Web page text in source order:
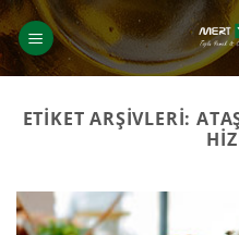
İçeriğe
atla
ETIKET ARŞIVLERI: